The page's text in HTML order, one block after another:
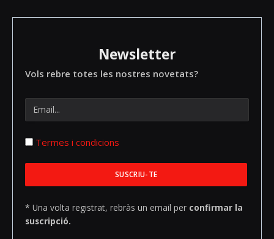
Newsletter
Vols rebre totes les nostres novetats?
Termes i condicions
* Una volta registrat, rebràs un email per confirmar la
suscripció.